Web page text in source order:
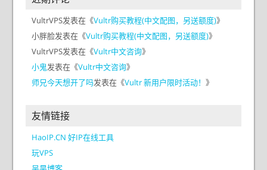
VultrVPS发表在《Vultr购买教程(中文配图，另送额度)》
小胖脸发表在《Vultr购买教程(中文配图，另送额度)》
VultrVPS发表在《Vultr中文咨询》
小鬼发表在《Vultr中文咨询》
师兄今天想开了吗发表在《Vultr 新用户限时活动！ 》
友情链接
HaoIP.CN 好IP在线工具
玩VPS